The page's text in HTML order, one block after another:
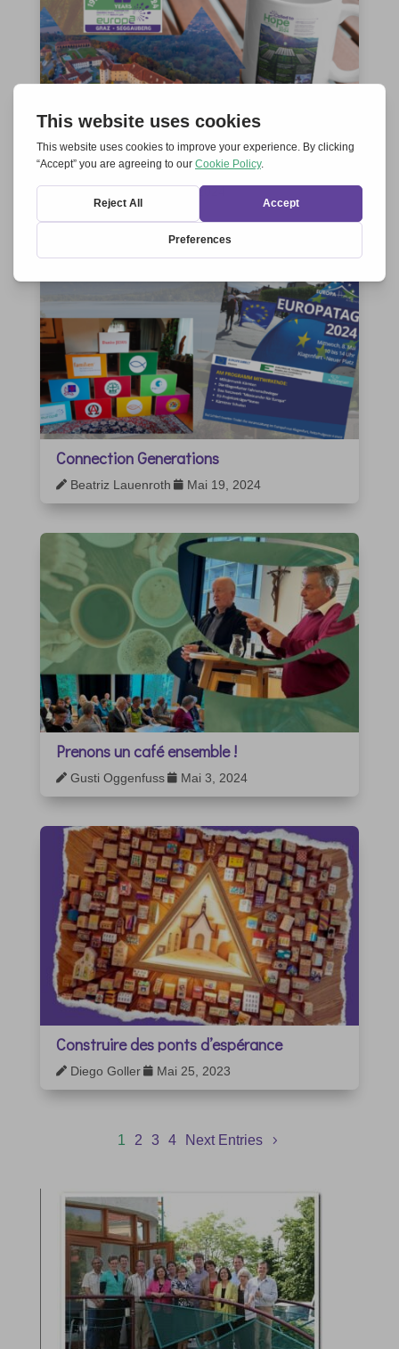
Called to Hope
Juin 26, 2024
Connection Generations
 Beatriz Lauenroth  Mai 19, 2024
Prenons un café ensemble !
 Gusti Oggenfuss  Mai 3, 2024
Construire des ponts d’espérance
 Diego Goller  Mai 25, 2023
1 2 3 4 Next Entries